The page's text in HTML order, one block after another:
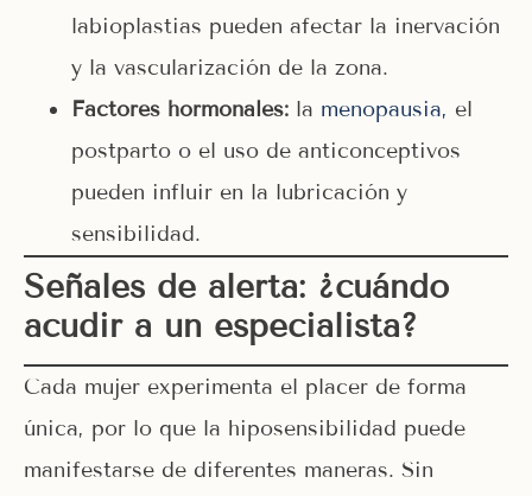
labioplastias pueden afectar la inervación
y la vascularización de la zona.
Factores hormonales: la menopausia, el
postparto o el uso de anticonceptivos
pueden influir en la lubricación y
sensibilidad.
Señales de alerta: ¿cuándo
acudir a un especialista?
Cada mujer experimenta el placer de forma
única, por lo que la hiposensibilidad puede
manifestarse de diferentes maneras. Sin